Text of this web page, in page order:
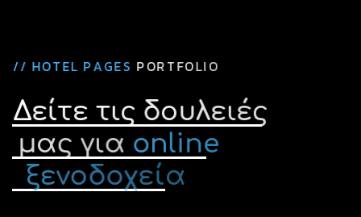
// HOTEL PAGES PORTFOLIO
Δείτε τις δουλειές
μας για online
ξενοδοχεία